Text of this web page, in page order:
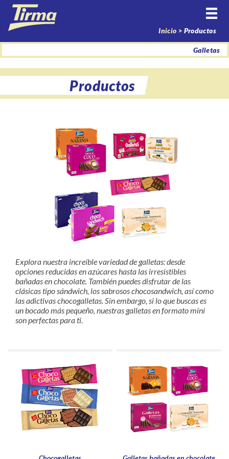
Inicio > Productos
Galletas
Productos
Explora nuestra increíble variedad de galletas: desde
opciones reducidas en azúcares hasta las irresistibles
bañadas en chocolate. También puedes disfrutar de las
clásicas tipo sándwich, los sabrosos chocosandwich, así como
las adictivas chocogalletas. Sin embargo, si lo que buscas es
un bocado más pequeño, nuestras galletas en formato mini
son perfectas para ti.